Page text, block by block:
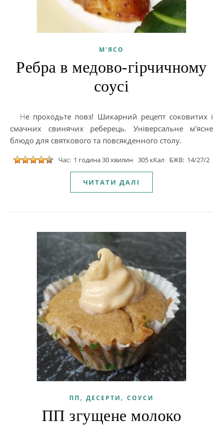
М'ЯСО
Ребра в медово-гірчичному
соусі
Не проходьте повз! Шикарний рецепт соковитих і
смачних свинячих реберець. Універсальне м'ясне
блюдо для святкового та повсякденного столу.
Час: 1 година 30 хвилин 305 кКал БЖВ: 14/27/2
ЧИТАТИ ДАЛІ
ПП , ДЕСЕРТИ , СОУСИ
ПП згущене молоко